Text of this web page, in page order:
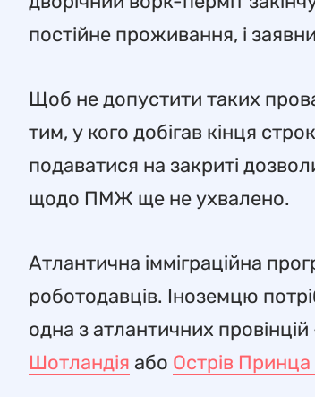
постійне проживання, і
Щоб не допустити таких
тим, у кого добігав кінця
подаватися на закриті
щодо ПМЖ ще не ухвалено.
Атлантична імміграційна
роботодавців. Іноземцю
одна з атлантичних
Шотландія або Острів